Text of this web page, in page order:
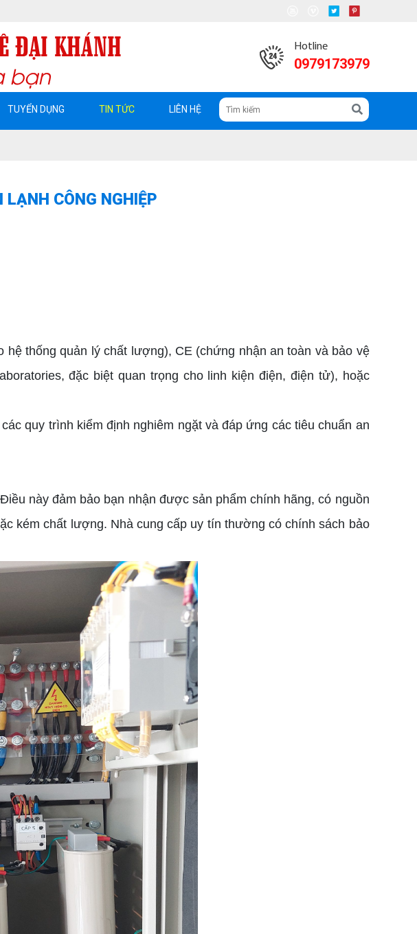
Hotline
0979173979
TUYỂN DỤNG TIN TỨC LIÊN HỆ
CÔNG NGHIỆP
thống quản lý chất lượng), CE (chứng nhận an toàn và bảo vệ
đặc biệt quan trọng cho linh kiện điện, điện tử), hoặc
quy trình kiểm định nghiêm ngặt và đáp ứng các tiêu chuẩn an
này đảm bảo bạn nhận được sản phẩm chính hãng, có nguồn
kém chất lượng. Nhà cung cấp uy tín thường có chính sách bảo